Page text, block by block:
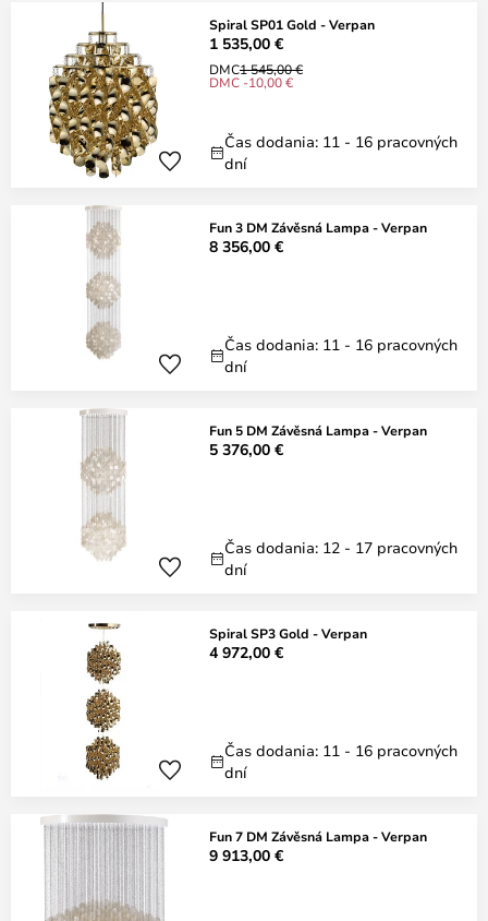
Spiral SP01 Gold - Verpan
1 535,00 €
DMC1 545,00 €
DMC -10,00 €
Čas dodania: 11 - 16 pracovných
dní
Fun 3 DM Závěsná Lampa - Verpan
8 356,00 €
Čas dodania: 11 - 16 pracovných
dní
Fun 5 DM Závěsná Lampa - Verpan
5 376,00 €
Čas dodania: 12 - 17 pracovných
dní
Spiral SP3 Gold - Verpan
4 972,00 €
Čas dodania: 11 - 16 pracovných
dní
Fun 7 DM Závěsná Lampa - Verpan
9 913,00 €